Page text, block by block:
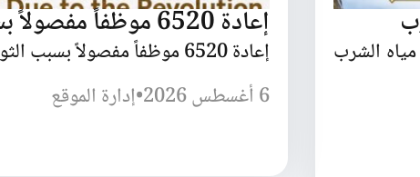
الشرب
إعادة 6520 موظفاً مفصولاً بسبب الثورة
إعادة 6520 موظفاً مفصولاً بسبب الثورة السورية
6 أغسطس 2026
•إدارة الموقع